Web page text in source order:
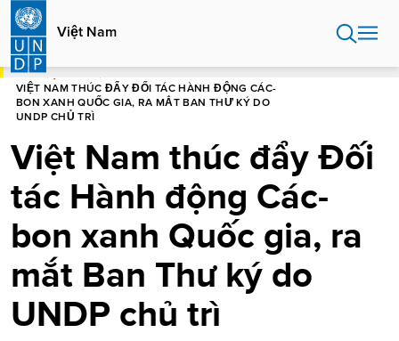
Nhảy
đến
nội
dung
Việt Nam
NHÀVIỆT NAM
VIỆT NAM THÚC ĐẨY ĐỐI TÁC HÀNH ĐỘNG CÁC-
BON XANH QUỐC GIA, RA MẮT BAN THƯ KÝ DO
UNDP CHỦ TRÌ
Việt Nam thúc đẩy Đối
tác Hành động Các-
bon xanh Quốc gia, ra
mắt Ban Thư ký do
UNDP chủ trì